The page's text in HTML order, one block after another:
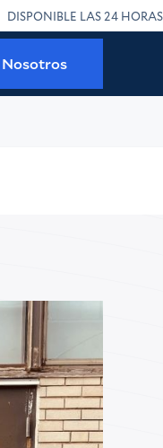
DISPONIBLE LAS 24 HORAS
Nosotros